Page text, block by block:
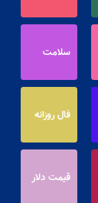
سلامت
فال روزانه
قیمت دلار